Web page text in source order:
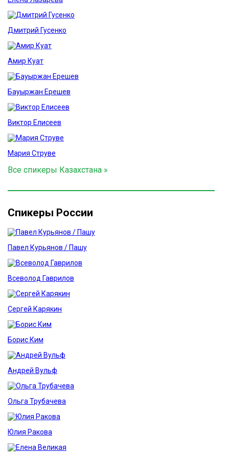
Дмитрий Гусенко
Амир Куат
Бауыржан Ерешев
Виктор Елисеев
Мария Струве
Все спикеры Казахстана »
Спикеры России
Павел Курьянов / Пашу
Всеволод Гаврилов
Сергей Карякин
Борис Ким
Андрей Вульф
Ольга Трубачева
Юлия Ракова